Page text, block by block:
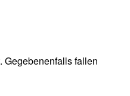
Gegebenenfalls fallen